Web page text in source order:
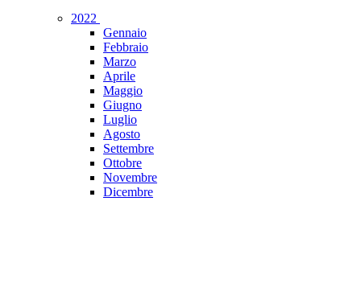
2022
Gennaio
Febbraio
Marzo
Aprile
Maggio
Giugno
Luglio
Agosto
Settembre
Ottobre
Novembre
Dicembre